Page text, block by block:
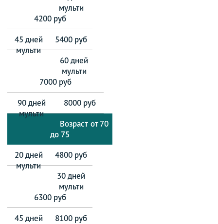
4200 руб
5400 руб
7000 руб
8000 руб
от 70
до 75
4800 руб
6300 руб
8100 руб